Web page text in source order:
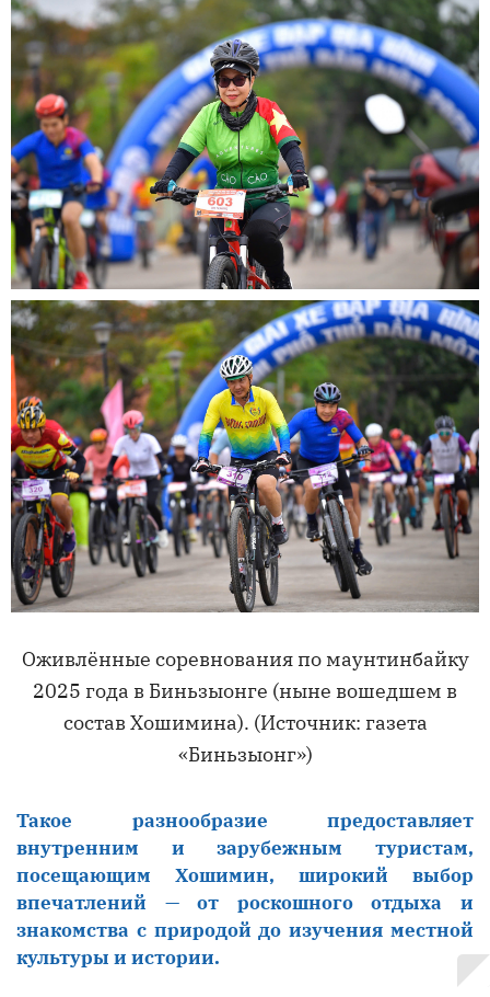
Оживлённые соревнования по маунтинбайку
2025 года в Биньзыонге (ныне вошедшем в
состав Хошимина). (Источник: газета
«Биньзыонг»)
Такое разнообразие предоставляет
внутренним и зарубежным туристам,
посещающим Хошимин, широкий выбор
впечатлений — от роскошного отдыха и
знакомства с природой до изучения местной
культуры и истории.